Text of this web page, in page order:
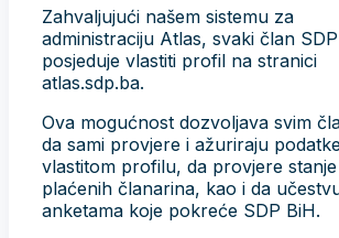
Zahvaljujući našem sistemu za
administraciju Atlas, svaki član
posjeduje vlastiti profil na stranici
atlas.sdp.ba.
Ova mogućnost dozvoljava svim
da sami provjere i ažuriraju
vlastitom profilu, da provjere stanje
plaćenih članarina, kao i da
anketama koje pokreće SDP BiH.